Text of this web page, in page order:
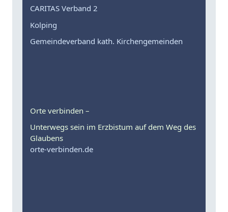
CARITAS Verband 2
Kolping
Gemeindeverband kath. Kirchengemeinden
Orte verbinden –
Unterwegs sein im Erzbistum auf dem Weg des
Glaubens
orte-verbinden.de